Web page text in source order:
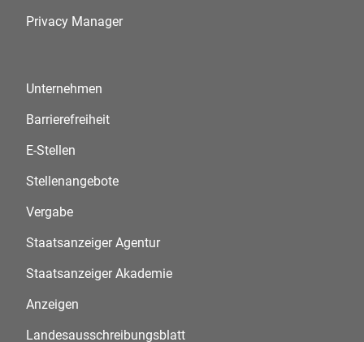
Privacy Manager
Unternehmen
Barrierefreiheit
E-Stellen
Stellenangebote
Vergabe
Staatsanzeiger Agentur
Staatsanzeiger Akademie
Anzeigen
Landesausschreibungsblatt